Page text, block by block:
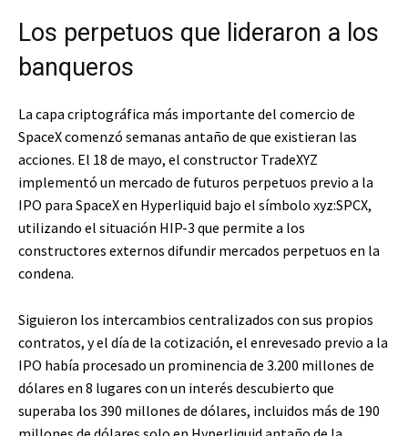
Los perpetuos que lideraron a los
banqueros
La capa criptográfica más importante del comercio de
SpaceX comenzó semanas antaño de que existieran las
acciones. El 18 de mayo, el constructor TradeXYZ
implementó un mercado de futuros perpetuos previo a la
IPO para SpaceX en Hyperliquid bajo el símbolo xyz:SPCX,
utilizando el situación HIP-3 que permite a los
constructores externos difundir mercados perpetuos en la
condena.
Siguieron los intercambios centralizados con sus propios
contratos, y el día de la cotización, el enrevesado previo a la
IPO había procesado un prominencia de 3.200 millones de
dólares en 8 lugares con un interés descubierto que
superaba los 390 millones de dólares, incluidos más de 190